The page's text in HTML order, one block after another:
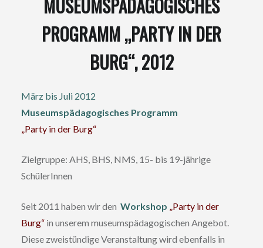
MUSEUMSPÄDAGOGISCHES
PROGRAMM „PARTY IN DER
BURG“, 2012
März bis Juli 2012
Museumspädagogisches Programm
„Party in der Burg“
Zielgruppe: AHS, BHS, NMS, 15- bis 19-jährige
SchülerInnen
Seit 2011 haben wir den Workshop Party in der
Burg“ in unserem museumspädagogischen Angebot.
Diese zweistündige Veranstaltung wird ebenfalls in